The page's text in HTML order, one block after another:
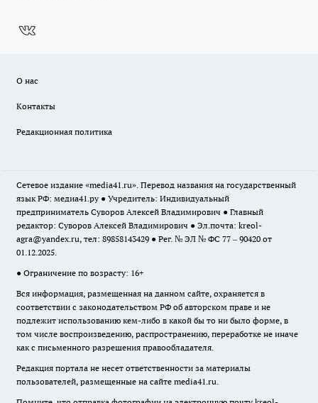
О нас
Контакты
Редакционная политика
Сетевое издание «media41.ru». Перевод названия на государственный
язык РФ: медиа41.ру ● Учредитель: Индивидуальный
предприниматель Суворов Алексей Владимирович ● Главный
редактор: Суворов Алексей Владимирович ● Эл.почта: kreol-
agra@yandex.ru, тел: 89858143429 ● Рег. № ЭЛ № ФС 77 – 90420 от
01.12.2025.
● Ограничение по возрасту: 16+
Вся информация, размещенная на данном сайте, охраняется в
соответствии с законодательством РФ об авторском праве и не
подлежит использованию кем-либо в какой бы то ни было форме, в
том числе воспроизведению, распространению, переработке не иначе
как с письменного разрешения правообладателя.
Редакция портала не несет ответственности за материалы
пользователей, размещенные на сайте media41.ru.